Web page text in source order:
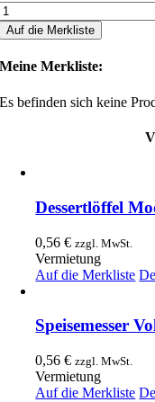
Auf die Merkliste
Meine Merkliste:
Es befinden sich keine
Dessertlöffel
0,56€ zzgl. MwSt.
Vermietung
Auf die Merkliste
Speisemesser
0,56€ zzgl. MwSt.
Vermietung
Auf die Merkliste